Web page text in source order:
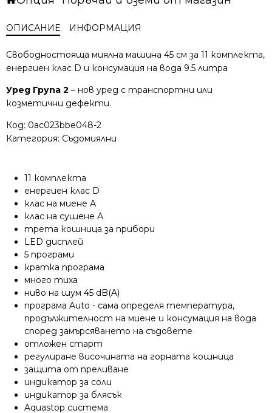
ОПИСАНИЕ ИНФОРМАЦИЯ
Свободностояща миялна машина 45 см за 11 комплекта,
енергиен клас D и консумация на вода 9.5 литра
Уред Група 2 – нов уред с транспортни или
козметични дефекти.
Код: 0ac023bbe048-2
Категория: Съдомиялни
11 комплекта
енергиен клас D
клас на миене А
клас на сушене А
трета кошница за прибори
LED дисплей
5 програми
кратка програма
много тиха
ниво на шум 45 dB(A)
програма Auto - сама определя температура,
продължителност на миене и консумация на вода
според замърсяването на съдовете
отложен старт
регулиране височината на горната кошница
защита от преливане
индикатор за соли
индикатор за блясък
Aquastop система